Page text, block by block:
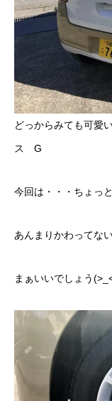
どっからみても可
ス G
今回は・・・ちょっ
あんまりかわってな
まぁいいでしょう